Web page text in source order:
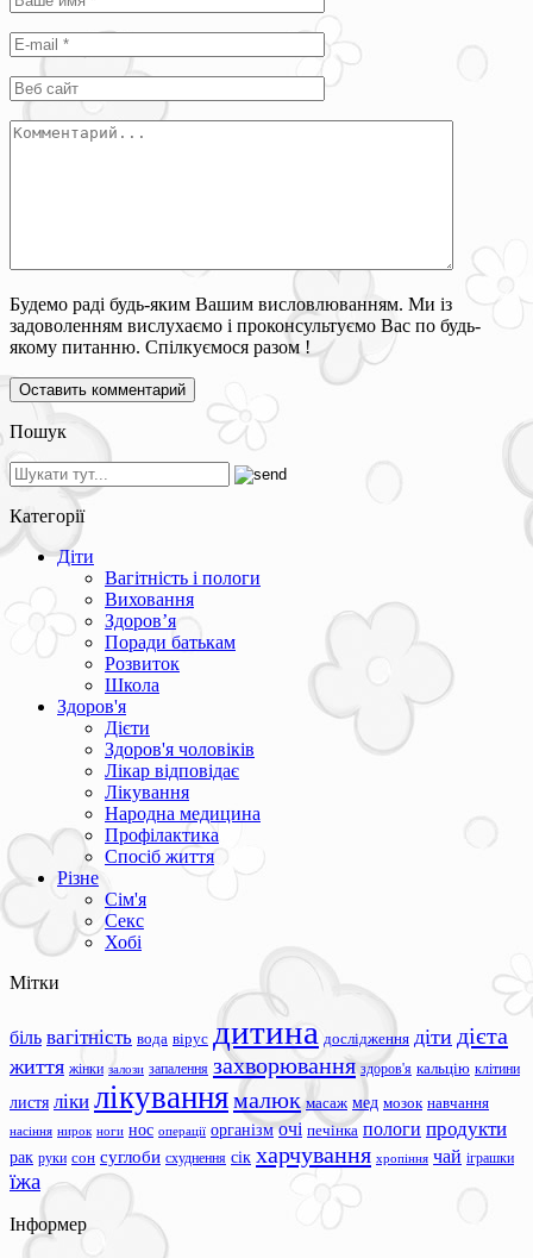
Будемо раді будь-яким Вашим висловлюванням. Ми із
задоволенням вислухаємо і проконсультуємо Вас по будь-
якому питанню. Спілкуємося разом !
Пошук
Категорії
Діти
Вагітність і пологи
Виховання
Здоров’я
Поради батькам
Розвиток
Школа
Здоров'я
Дієти
Здоров'я чоловіків
Лікар відповідає
Лікування
Народна медицина
Профілактика
Спосіб життя
Різне
Сім'я
Секс
Хобі
Мітки
біль вагітність вода вірус дитина дослідження діти дієта
життя жінки залози запалення захворювання здоров'я кальцію клітини
листя ліки лікуваннямалюк масаж мед мозок навчання
насіння нирок ноги нос операції організм очі печінка пологи продукти
рак руки сон суглоби схуднення сік харчування хропіння чай іграшки
їжа
Інформер